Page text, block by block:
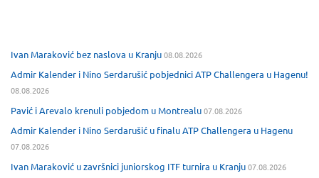
Ivan Maraković bez naslova u Kranju08.08.2026
Admir Kalender i Nino Serdarušić pobjednici ATP Challengera u Hagenu!
08.08.2026
Pavić i Arevalo krenuli pobjedom u Montrealu07.08.2026
Admir Kalender i Nino Serdarušić u finalu ATP Challengera u Hagenu
07.08.2026
Ivan Maraković u završnici juniorskog ITF turnira u Kranju07.08.2026